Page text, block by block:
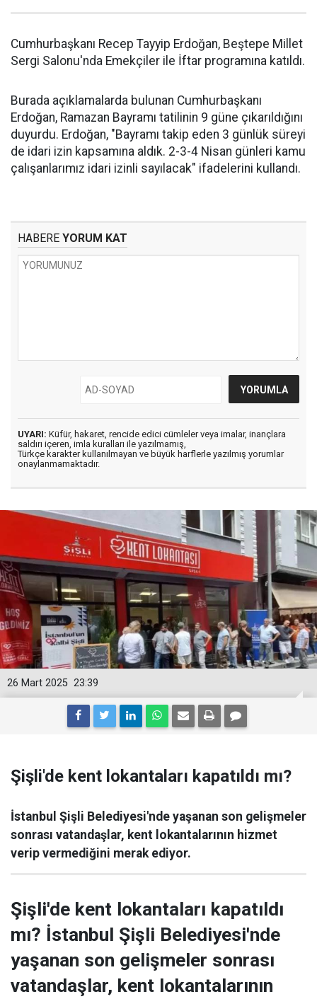
Cumhurbaşkanı Recep Tayyip Erdoğan, Beştepe Millet
Sergi Salonu'nda Emekçiler ile İftar programına katıldı.
Burada açıklamalarda bulunan Cumhurbaşkanı
Erdoğan, Ramazan Bayramı tatilinin 9 güne çıkarıldığını
duyurdu. Erdoğan, "Bayramı takip eden 3 günlük süreyi
de idari izin kapsamına aldık. 2-3-4 Nisan günleri kamu
çalışanlarımız idari izinli sayılacak" ifadelerini kullandı.
HABERE YORUM KAT
UYARI: Küfür, hakaret, rencide edici cümleler veya imalar, inançlara
saldırı içeren, imla kuralları ile yazılmamış,
Türkçe karakter kullanılmayan ve büyük harflerle yazılmış yorumlar
onaylanmamaktadır.
23:39
26 Mart 2025
Şişli'de kent lokantaları kapatıldı mı?
İstanbul Şişli Belediyesi'nde yaşanan son gelişmeler
sonrası vatandaşlar, kent lokantalarının hizmet
verip vermediğini merak ediyor.
Şişli'de kent lokantaları kapatıldı
mı? İstanbul Şişli Belediyesi'nde
yaşanan son gelişmeler sonrası
vatandaşlar, kent lokantalarının